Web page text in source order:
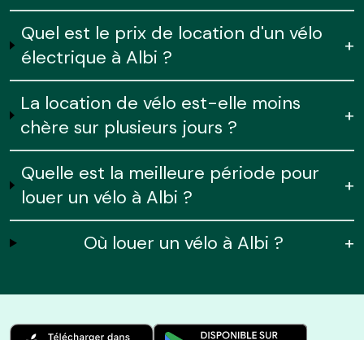
Quel est le prix de location d'un vélo
électrique à Albi ?
+
La location de vélo est-elle moins
chère sur plusieurs jours ?
+
Quelle est la meilleure période pour
louer un vélo à Albi ?
+
Où louer un vélo à Albi ? +